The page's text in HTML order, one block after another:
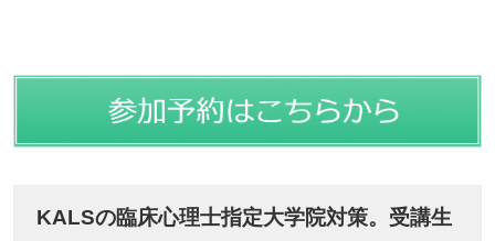
KALSの臨床心理士指定大学院対策。受講生